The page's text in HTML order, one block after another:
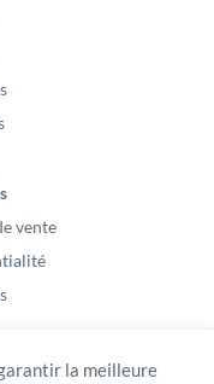
vente
la meilleure